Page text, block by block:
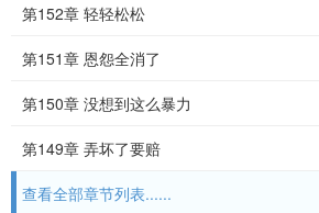
第152章 轻轻松松
第151章 恩怨全消了
第150章 没想到这么暴力
第149章 弄坏了要赔
查看全部章节列表......